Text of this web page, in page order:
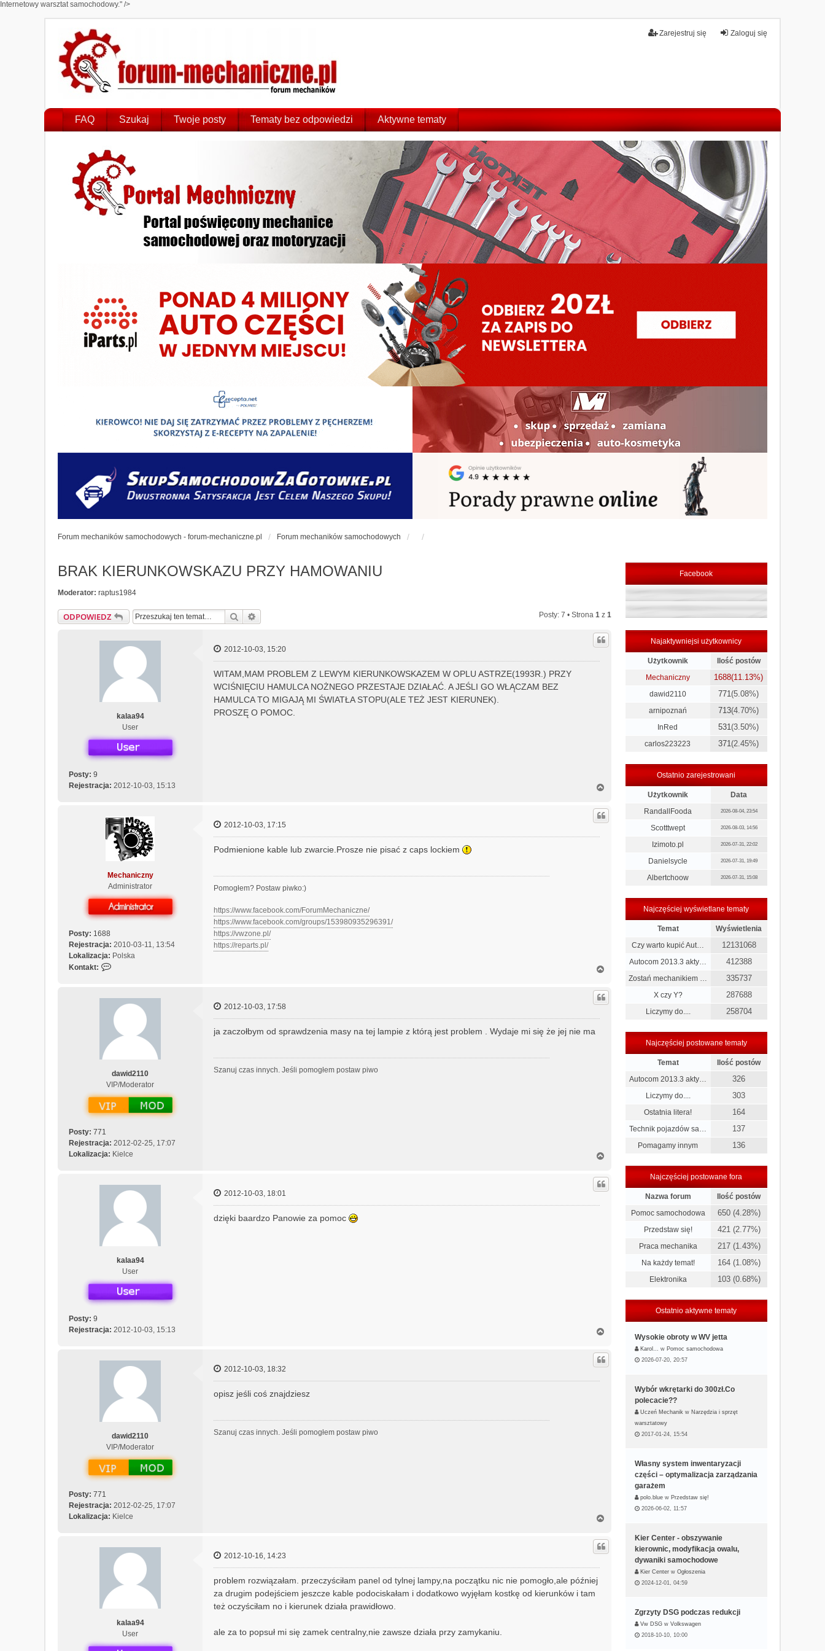
Internetowy warsztat samochodowy." />
Zaloguj się
Zarejestruj się
FAQ Szukaj Twoje posty Tematy bez odpowiedzi Aktywne tematy
Forum mechaników samochodowych - forum-mechaniczne.pl Forum mechaników samochodowych
BRAK KIERUNKOWSKAZU PRZY HAMOWANIU
Moderator: raptus1984
ODPOWIEDZ Szukaj Posty: 7 • Strona 1z 1
kalaa94
User
Posty: 9
Rejestracja: 2012-10-03, 15:13
2012-10-03, 15:20
WITAM,MAM PROBLEM Z LEWYM KIERUNKOWSKAZEM W OPLU ASTRZE(1993R.) PRZY
WCIŚNIĘCIU HAMULCA NOŻNEGO PRZESTAJE DZIAŁAĆ. A JEŚLI GO WŁĄCZAM BEZ
HAMULCA TO MIGAJĄ MI ŚWIATŁA STOPU(ALE TEŻ JEST KIERUNEK).
PROSZĘ O POMOC.
g
r
Mechaniczny
Administrator
Posty: 1688
Rejestracja: 2010-03-11, 13:54
Lokalizacja: Polska
Kontakt:
n
a
k
t
s
i
ę
z
c
h
i
c
z
n
2012-10-03, 17:15
Podmienione kable lub zwarcie.Prosze nie pisać z caps lockiem
Pomogłem? Postaw piwko:)
https://www.facebook.com/ForumMechaniczne/
https://www.facebook.com/groups/153980935296391/
https://vwzone.pl/
https://reparts.pl/
g
r
dawid2110
VIP/Moderator
Posty: 771
Rejestracja: 2012-02-25, 17:07
Lokalizacja: Kielce
2012-10-03, 17:58
ja zaczołbym od sprawdzenia masy na tej lampie z którą jest problem . Wydaje mi się że jej nie ma
Szanuj czas innych. Jeśli pomogłem postaw piwo
g
r
kalaa94
User
Posty: 9
Rejestracja: 2012-10-03, 15:13
2012-10-03, 18:01
dzięki baardzo Panowie za pomoc
g
r
dawid2110
VIP/Moderator
Posty: 771
Rejestracja: 2012-02-25, 17:07
Lokalizacja: Kielce
2012-10-03, 18:32
opisz jeśli coś znajdziesz
Szanuj czas innych. Jeśli pomogłem postaw piwo
g
r
kalaa94
User
2012-10-16, 14:23
problem rozwiązałam. przeczyściłam panel od tylnej lampy,na początku nic nie pomogło,ale później
za drugim podejściem jeszcze kable podociskałam i dodatkowo wyjęłam kostkę od kierunków i tam
też oczyściłam no i kierunek działa prawidłowo.
ale za to popsuł mi się zamek centralny,nie zawsze działa przy zamykaniu.
Facebook
Najaktywniejsi użytkownicy
Użytkownik
Ilość postów
Mechaniczny
1688(11.13%)
dawid2110 771(5.08%)
arnipoznań 713(4.70%)
InRed 531(3.50%)
carlos223223 371(2.45%)
Ostatnio zarejestrowani
Użytkownik
Data
RandallFooda
2026-08-04, 23:54
Scotttwept 2026-08-03, 14:56
Izimoto.pl 2026-07-31, 22:02
Danielsycle 2026-07-31, 19:49
Albertchoow 2026-07-31, 15:08
Najczęściej wyświetlane tematy
Temat
Wyświetlenia
Czy warto kupić Aut…
12131068
Autocom 2013.3 akty… 412388
Zostań mechanikiem … 335737
X czy Y? 287688
Liczymy do.... 258704
Najczęściej postowane tematy
Temat
Ilość postów
Autocom 2013.3 akty…
326
Liczymy do.... 303
Ostatnia litera! 164
Technik pojazdów sa… 137
Pomagamy innym 136
Najczęściej postowane fora
Nazwa forum
Ilość postów
Pomoc samochodowa
650 (4.28%)
Przedstaw się! 421 (2.77%)
Praca mechanika 217 (1.43%)
Na każdy temat! 164 (1.08%)
Elektronika 103 (0.68%)
Ostatnio aktywne tematy
Wysokie obroty w WV jetta
Karol… w Pomoc samochodowa
2026-07-20, 20:57
Wybór wkrętarki do 300zł.Co
polecacie??
Uczeń Mechanik w Narzędzia i sprzęt
warsztatowy
2017-01-24, 15:54
Własny system inwentaryzacji
części – optymalizacja zarządzania
garażem
polo.blue w Przedstaw się!
2026-06-02, 11:57
Kier Center - obszywanie
kierownic, modyfikacja owalu,
dywaniki samochodowe
Kier Center w Ogłoszenia
2024-12-01, 04:59
Zgrzyty DSG podczas redukcji
Vw DSG w Volkswagen
2018-10-10, 10:00